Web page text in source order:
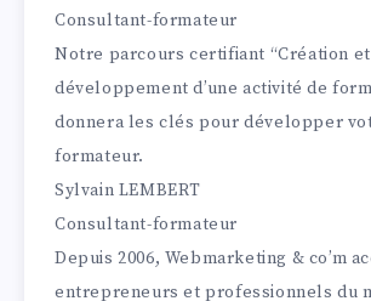
Consultant-formateur
Notre parcours certifiant “Création et
développement d’une activité de
donnera les clés pour développer
formateur.
Sylvain LEMBERT
Consultant-formateur
Depuis 2006, Webmarketing & co’m
entrepreneurs et professionnels du